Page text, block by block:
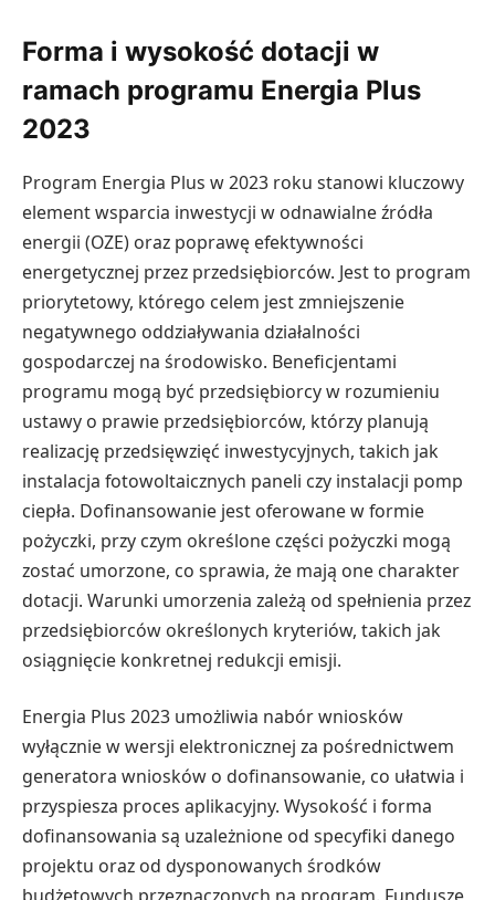
Forma i wysokość dotacji w
ramach programu Energia Plus
2023
Program Energia Plus w 2023 roku stanowi kluczowy
element wsparcia inwestycji w odnawialne źródła
energii (OZE) oraz poprawę efektywności
energetycznej przez przedsiębiorców. Jest to program
priorytetowy, którego celem jest zmniejszenie
negatywnego oddziaływania działalności
gospodarczej na środowisko. Beneficjentami
programu mogą być przedsiębiorcy w rozumieniu
ustawy o prawie przedsiębiorców, którzy planują
realizację przedsięwzięć inwestycyjnych, takich jak
instalacja fotowoltaicznych paneli czy instalacji pomp
ciepła. Dofinansowanie jest oferowane w formie
pożyczki, przy czym określone części pożyczki mogą
zostać umorzone, co sprawia, że mają one charakter
dotacji. Warunki umorzenia zależą od spełnienia przez
przedsiębiorców określonych kryteriów, takich jak
osiągnięcie konkretnej redukcji emisji.
Energia Plus 2023 umożliwia nabór wniosków
wyłącznie w wersji elektronicznej za pośrednictwem
generatora wniosków o dofinansowanie, co ułatwia i
przyspiesza proces aplikacyjny. Wysokość i forma
dofinansowania są uzależnione od specyfiki danego
projektu oraz od dysponowanych środków